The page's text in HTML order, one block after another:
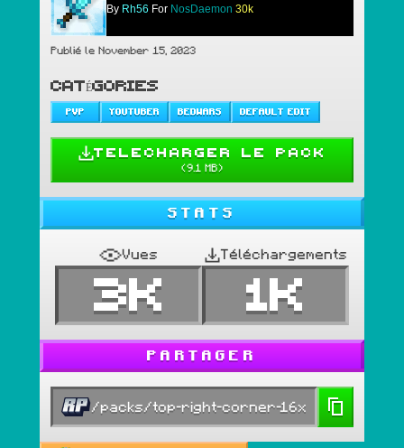
By Rh56 For NosDaemon 30k
Publié le November 15, 2023
CATÉGORIES
PVP YOUTUBER BEDWARS DEFAULT EDIT
TELECHARGER LE PACK
(9.1 MB)
STATS
Vues
3K
Téléchargements
1K
PARTAGER
/packs/top-right-corner-16x